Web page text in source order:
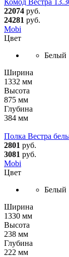
22074 руб.
24281 руб.
Mobi
Цвет
Белый
Ширина
1332 мм
Высота
875 мм
Глубина
384 мм
Полка Вестра
2801 руб.
3081 руб.
Mobi
Цвет
Белый
Ширина
1330 мм
Высота
238 мм
Глубина
222 мм